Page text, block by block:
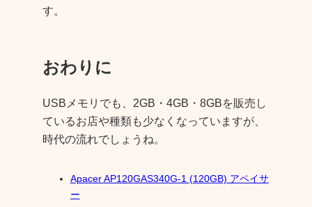
す。
おわりに
USBメモリでも、2GB・4GB・8GBを販売し
ているお店や種類も少なくなっていますが、
時代の流れでしょうね。
Apacer AP120GAS340G-1 (120GB) アペイサ
ー